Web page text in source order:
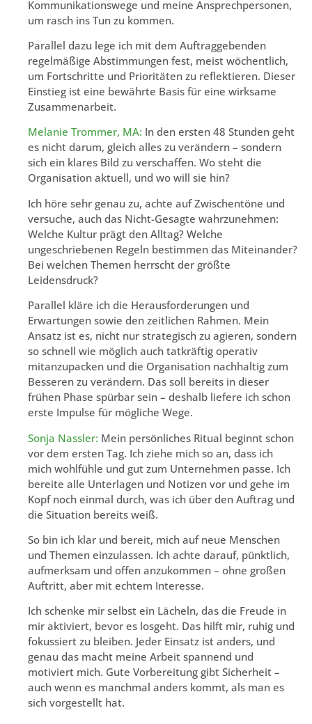
Kommunikationswege und meine Ansprechpersonen,
um rasch ins Tun zu kommen.
Parallel dazu lege ich mit dem Auftraggebenden
regelmäßige Abstimmungen fest, meist wöchentlich,
um Fortschritte und Prioritäten zu reflektieren. Dieser
Einstieg ist eine bewährte Basis für eine wirksame
Zusammenarbeit.
Melanie Trommer, MA: In den ersten 48 Stunden geht
es nicht darum, gleich alles zu verändern – sondern
sich ein klares Bild zu verschaffen. Wo steht die
Organisation aktuell, und wo will sie hin?
Ich höre sehr genau zu, achte auf Zwischentöne und
versuche, auch das Nicht-Gesagte wahrzunehmen:
Welche Kultur prägt den Alltag? Welche
ungeschriebenen Regeln bestimmen das Miteinander?
Bei welchen Themen herrscht der größte
Leidensdruck?
Parallel kläre ich die Herausforderungen und
Erwartungen sowie den zeitlichen Rahmen. Mein
Ansatz ist es, nicht nur strategisch zu agieren, sondern
so schnell wie möglich auch tatkräftig operativ
mitanzupacken und die Organisation nachhaltig zum
Besseren zu verändern. Das soll bereits in dieser
frühen Phase spürbar sein – deshalb liefere ich schon
erste Impulse für mögliche Wege.
Sonja Nassler: Mein persönliches Ritual beginnt schon
vor dem ersten Tag. Ich ziehe mich so an, dass ich
mich wohlfühle und gut zum Unternehmen passe. Ich
bereite alle Unterlagen und Notizen vor und gehe im
Kopf noch einmal durch, was ich über den Auftrag und
die Situation bereits weiß.
So bin ich klar und bereit, mich auf neue Menschen
und Themen einzulassen. Ich achte darauf, pünktlich,
aufmerksam und offen anzukommen – ohne großen
Auftritt, aber mit echtem Interesse.
Ich schenke mir selbst ein Lächeln, das die Freude in
mir aktiviert, bevor es losgeht. Das hilft mir, ruhig und
fokussiert zu bleiben. Jeder Einsatz ist anders, und
genau das macht meine Arbeit spannend und
motiviert mich. Gute Vorbereitung gibt Sicherheit –
auch wenn es manchmal anders kommt, als man es
sich vorgestellt hat.